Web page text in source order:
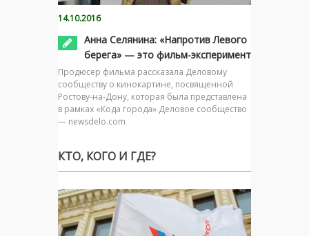
14.10.2016
Анна Селянина: «Напротив Левого
берега» — это фильм-эксперимент
Продюсер фильма рассказала Деловому
сообществу о кинокартине, посвященной
Ростову-на-Дону, которая была представлена
в рамках «Кода города» Деловое сообщество
— newsdelo.com
КТО, КОГО И ГДЕ?